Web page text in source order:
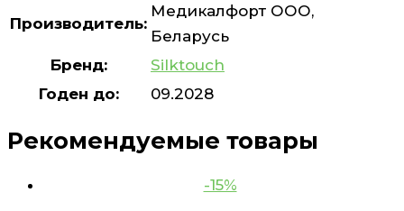
Производитель:
Медикалфорт ООО,
Беларусь
Бренд:
Silktouch
Годен до:
09.2028
Рекомендуемые товары
-15%